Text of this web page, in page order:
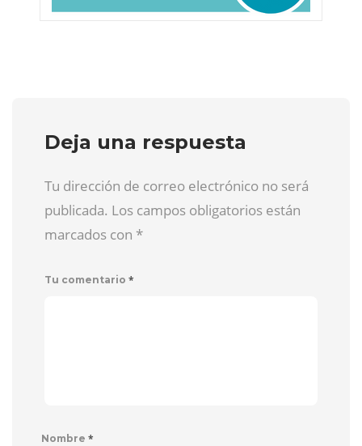
Deja una respuesta
Tu dirección de correo electrónico no será
publicada. Los campos obligatorios están
marcados con *
Tu comentario *
Nombre *